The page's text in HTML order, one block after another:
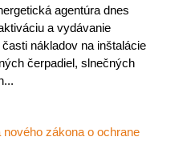
agentúra dnes
a vydávanie
nákladov na inštalácie
čerpadiel, slnečných